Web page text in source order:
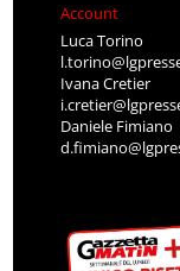
Account
Luca Torino
Ivana Cretier
Daniele Fimiano